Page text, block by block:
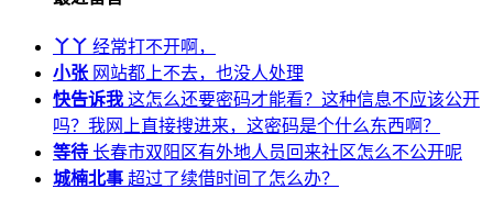
丫丫 经常打不开啊，
小张 网站都上不去，也没人处理
快告诉我 这怎么还要密码才能看？这种信息不应该公开
吗？我网上直接搜进来，这密码是个什么东西啊？
等待 长春市双阳区有外地人员回来社区怎么不公开呢
城楠北事 超过了续借时间了怎么办？